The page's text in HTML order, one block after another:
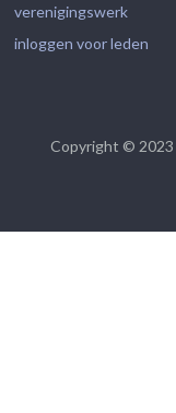
verenigingswerk
inloggen voor leden
Copyright © 2023